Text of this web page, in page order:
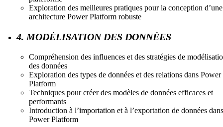
Exploration des meilleures pratiques pour la conception d’une
architecture Power Platform robuste
4. MODÉLISATION DES DONNÉES
Compréhension des influences et des stratégies de
des données
Exploration des types de données et des relations dans Power
Platform
Techniques pour créer des modèles de données efficaces et
performants
Introduction à l’importation et à l’exportation de données dans
Power Platform